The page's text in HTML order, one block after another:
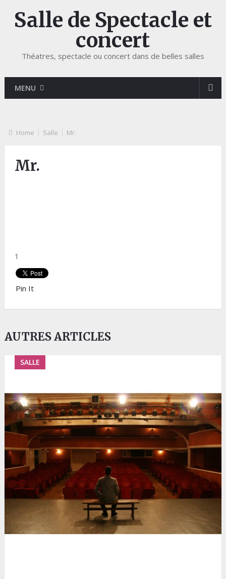
Salle de Spectacle et
concert
Théatres, spectacle ou concert dans de belles salles
MENU
Home Salle Mr.
Mr.
1
Pin It
AUTRES ARTICLES
SALLE